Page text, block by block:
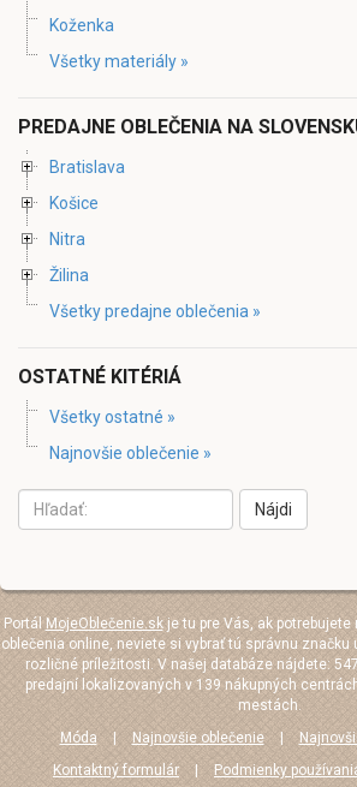
Koženka
Všetky materiály »
PREDAJNE OBLEČENIA NA
Bratislava
Košice
Nitra
Žilina
Všetky predajne oblečenia »
OSTATNÉ KITÉRIÁ
Všetky ostatné »
Najnovšie oblečenie »
Nájdi
Portál MojeOblečenie.skje tu pre Vás, ak potrebujete
oblečenia online, neviete si vybrať tú správnu značku
rozličné príležitosti. V našej databáze nájdete:
predajní lokalizovaných v 139 nákupných
mestách.
Móda
Najnovšie oblečenie
Kontaktný formulár
Podmienky